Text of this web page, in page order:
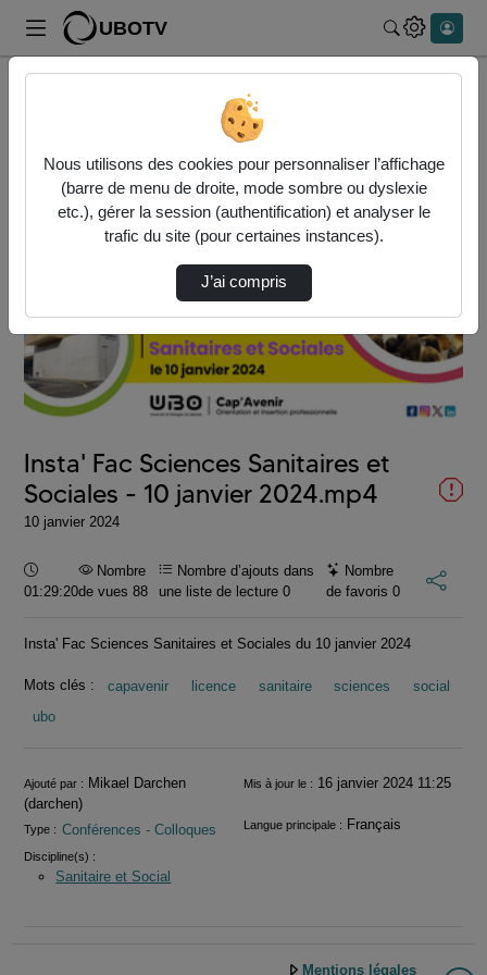
UBOTV
Insta' Fac Sciences Sanitaires et Sociales -…
Lire
la
Insta' Fac Sciences Sanitaires et
Sociales - 10 janvier 2024.mp4
10 janvier 2024
Durée :
01:29:20
Nombre
de vues 88
Nombre d’ajouts dans
une liste de lecture0
Nombre
de favoris 0
Insta' Fac Sciences Sanitaires et Sociales du 10 janvier 2024
Mots clés : capavenir licence sanitaire sciences
social
ubo
Informations
Ajouté par : Mikael Darchen
(darchen)
Mis à jour le : 16 janvier 2024 11:25
Type : Conférences - Colloques Langue principale : Français
Discipline(s) :
Sanitaire et Social
Mentions légales
Nous utilisons des cookies pour personnaliser l’affichage
(barre de menu de droite, mode sombre ou dyslexie
etc.), gérer la session (authentification) et analyser le
trafic du site (pour certaines instances).
J’ai compris